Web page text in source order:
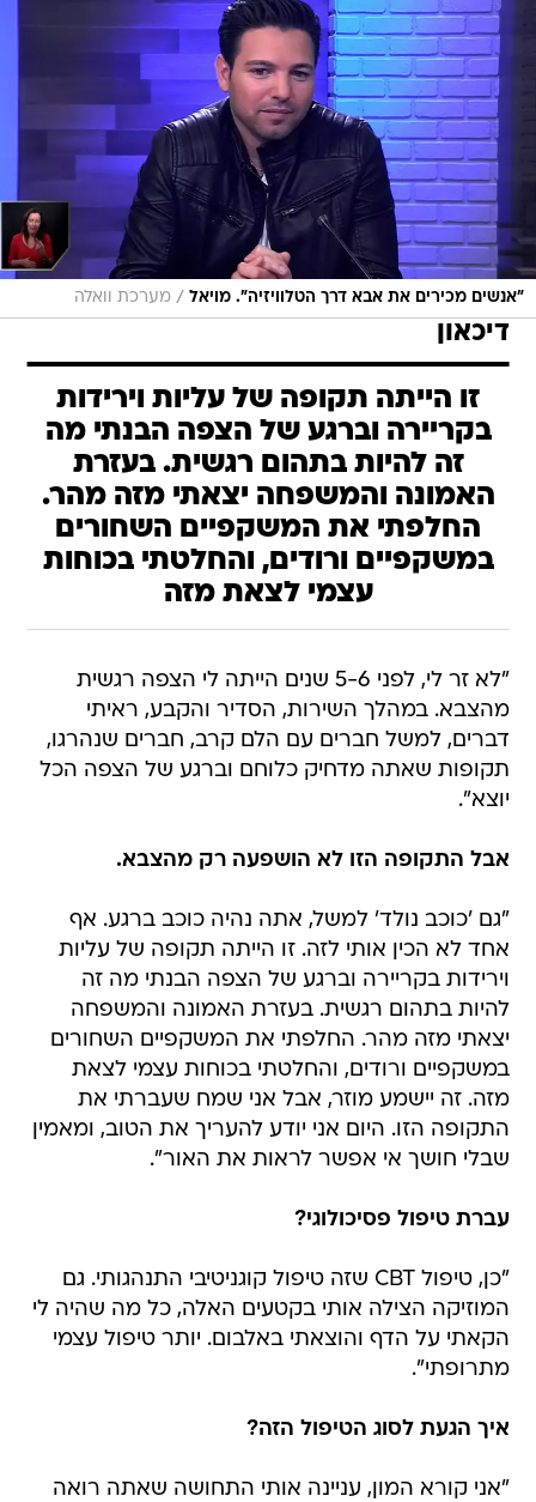
"אנשים מכירים את אבא דרך הטלוויזיה". מויאל / מערכת וואלה
דיכאון
זו הייתה תקופה של עליות וירידות
בקריירה וברגע של הצפה הבנתי מה
זה להיות בתהום רגשית. בעזרת
האמונה והמשפחה יצאתי מזה מהר.
החלפתי את המשקפיים השחורים
במשקפיים ורודים, והחלטתי בכוחות
עצמי לצאת מזה
"לא זר לי, לפני 5-6 שנים הייתה לי הצפה רגשית
מהצבא. במהלך השירות, הסדיר והקבע, ראיתי
דברים, למשל חברים עם הלם קרב, חברים שנהרגו,
תקופות שאתה מדחיק כלוחם וברגע של הצפה הכל
יוצא".
אבל התקופה הזו לא הושפעה רק מהצבא.
"גם 'כוכב נולד' למשל, אתה נהיה כוכב ברגע. אף
אחד לא הכין אותי לזה. זו הייתה תקופה של עליות
וירידות בקריירה וברגע של הצפה הבנתי מה זה
להיות בתהום רגשית. בעזרת האמונה והמשפחה
יצאתי מזה מהר. החלפתי את המשקפיים השחורים
במשקפיים ורודים, והחלטתי בכוחות עצמי לצאת
מזה. זה יישמע מוזר, אבל אני שמח שעברתי את
התקופה הזו. היום אני יודע להעריך את הטוב, ומאמין
שבלי חושך אי אפשר לראות את האור".
עברת טיפול פסיכולוגי?
"כן, טיפול CBT שזה טיפול קוגניטיבי התנהגותי. גם
המוזיקה הצילה אותי בקטעים האלה, כל מה שהיה לי
הקאתי על הדף והוצאתי באלבום. יותר טיפול עצמי
מתרופתי".
איך הגעת לסוג הטיפול הזה?
"אני קורא המון, עניינה אותי התחושה שאתה רואה